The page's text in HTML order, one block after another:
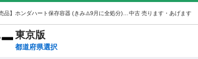
中古 売ります・あげます
東京版
都道府県選択